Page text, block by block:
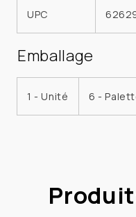
UPC
Emballage
1 - Unité 6 -